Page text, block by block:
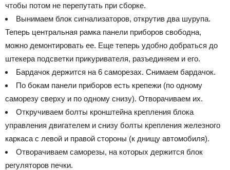
чтобы потом не перепутать при сборке.
Вынимаем блок сигнализаторов, открутив два шурупа.
Теперь центральная рамка панели приборов свободна,
можно демонтировать ее. Еще теперь удобно добраться до
штекера подсветки прикуривателя, разъединяем и его.
Бардачок держится на 6 саморезах. Снимаем бардачок.
По бокам панели приборов есть крепежи (по одному
саморезу сверху и по одному снизу). Отворачиваем их.
Откручиваем болты кронштейна крепления блока
управления двигателем и снизу болты крепления железного
каркаса с левой и правой стороны (к днищу автомобиля).
Отворачиваем саморезы, на которых держится блок
регуляторов печки.